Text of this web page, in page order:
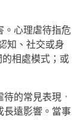
。心理虐待指危
知、社交或身
相處模式；或
的常見表現，
長遠影響。當事